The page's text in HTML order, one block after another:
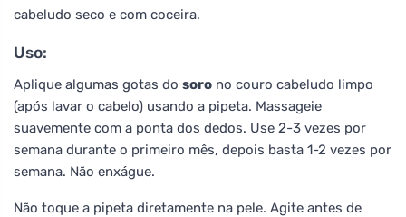
cabeludo seco e com coceira.
Uso:
Aplique algumas gotas do soro no couro cabeludo limpo
(após lavar o cabelo) usando a pipeta. Massageie
suavemente com a ponta dos dedos. Use 2-3 vezes por
semana durante o primeiro mês, depois basta 1-2 vezes por
semana. Não enxágue.
Não toque a pipeta diretamente na pele. Agite antes de